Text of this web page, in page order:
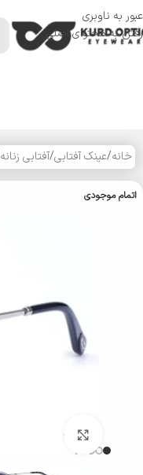
عبور به ناوبری
رفتن به محتوای اصلی
خانه/عینک آفتابی/آفتابی زنانه
اتمام موجودی